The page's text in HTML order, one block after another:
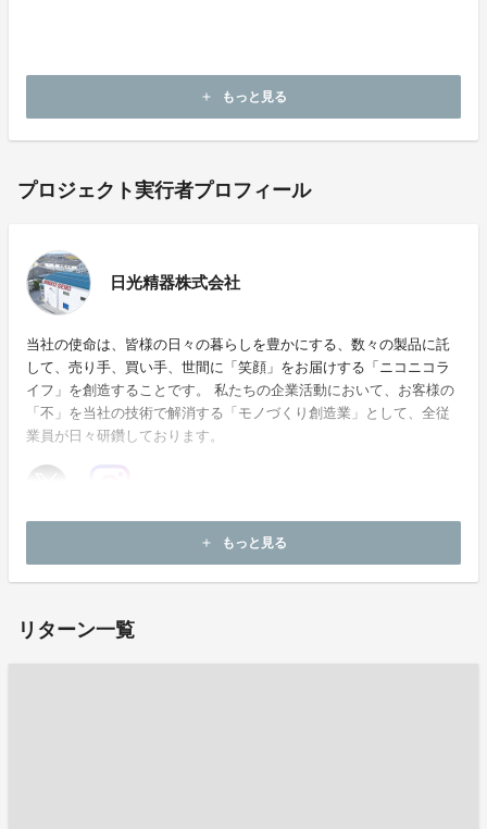
add もっと見る
プロジェクト実行者プロフィール
日光精器株式会社
当社の使命は、皆様の日々の暮らしを豊かにする、数々の製品に託
して、売り手、買い手、世間に「笑顔」をお届けする「ニコニコラ
イフ」を創造することです。 私たちの企業活動において、お客様の
「不」を当社の技術で解消する「モノづくり創造業」として、全従
業員が日々研鑽しております。
add もっと見る
リターン一覧